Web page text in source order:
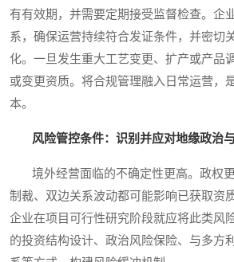
有有效期，并需要定期接受监督检查。企
系，确保运营持续符合发证条件，并密切
化。一旦发生重大工艺变更、扩产或产品
或变更资质。将合规管理融入日常运营，
本。
风险管控条件：识别并应对地缘政治
境外经营面临的不确定性更高。政权
制裁、双边关系波动都可能影响已获取资
企业在项目可行性研究阶段就应将此类风
的投资结构设计、政治风险保险、与多方